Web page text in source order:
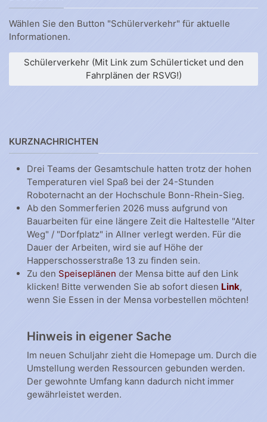
Wählen Sie den Button "Schülerverkehr" für aktuelle
Informationen.
Schülerverkehr (Mit Link zum Schülerticket und den
Fahrplänen der RSVG!)
KURZNACHRICHTEN
Drei Teams der Gesamtschule hatten trotz der hohen
Temperaturen viel Spaß bei der 24-Stunden
Roboternacht an der Hochschule Bonn-Rhein-Sieg.
Ab den Sommerferien 2026 muss aufgrund von
Bauarbeiten für eine längere Zeit die Haltestelle "Alter
Weg" / "Dorfplatz" in Allner verlegt werden. Für die
Dauer der Arbeiten, wird sie auf Höhe der
Happerschosserstraße 13 zu finden sein.
Zu den Speiseplänen der Mensa bitte auf den Link
klicken! Bitte verwenden Sie ab sofort diesen Link,
wenn Sie Essen in der Mensa vorbestellen möchten!
Hinweis in eigener Sache
Im neuen Schuljahr zieht die Homepage um. Durch die
Umstellung werden Ressourcen gebunden werden.
Der gewohnte Umfang kann dadurch nicht immer
gewährleistet werden.